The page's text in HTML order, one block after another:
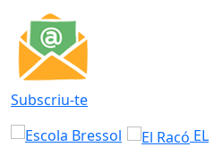
Subscriu-te
EL